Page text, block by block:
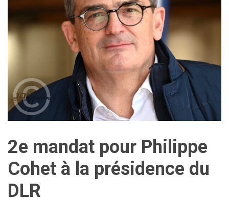
2e mandat pour Philippe
Cohet à la présidence du
DLR